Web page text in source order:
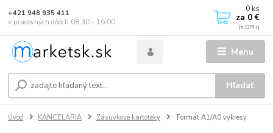
Menu
Hľadať
+421 948 935 411
v pracovných dňoch 08.30 - 16.00
0 ks
za 0 €
Úvod KANCELÁRIA Zásuvkové kartotéky Formát A1/A0 výkresy